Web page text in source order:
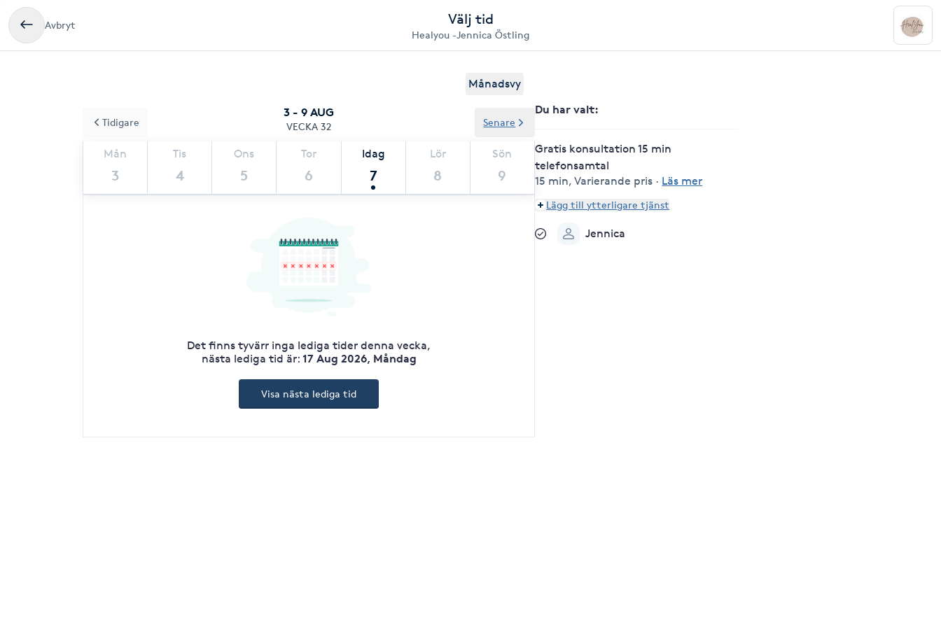
Avbryt Välj tid
Healyou -Jennica Östling
Månadsvy
3 - 9 AUG
VECKA 32
Mån
3
Tis
4
Ons
5
Tor
6
Idag
7
Lör
8
Sön
9
Tidigare Senare
Det finns tyvärr inga lediga tider denna vecka,
nästa lediga tid är: 17 Aug 2026, Måndag
Visa nästa lediga tid
Du har valt:
Gratis konsultation 15 min
telefonsamtal
15 min,Varierande pris · Läs mer
Lägg till ytterligare tjänst
Jennica